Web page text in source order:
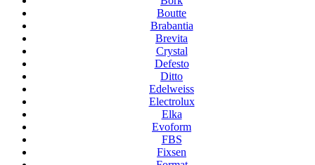
Boutte
Brabantia
Brevita
Crystal
Defesto
Ditto
Edelweiss
Electrolux
Elka
Evoform
FBS
Fixsen